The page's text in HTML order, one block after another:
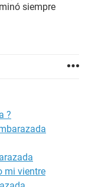
siempre
?
mi vientre